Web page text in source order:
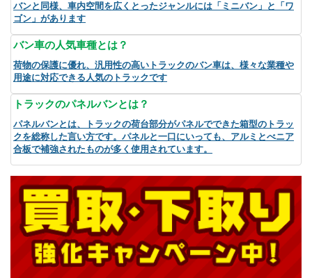
バンと同様、車内空間を広くとったジャンルには「ミニバン」と「ワ
ゴン」があります
バン車の人気車種とは？
荷物の保護に優れ、汎用性の高いトラックのバン車は、様々な業種や
用途に対応できる人気のトラックです
トラックのパネルバンとは？
パネルバンとは、トラックの荷台部分がパネルでできた箱型のトラッ
クを総称した言い方です。パネルと一口にいっても、アルミとべニア
合板で補強されたものが多く使用されています。